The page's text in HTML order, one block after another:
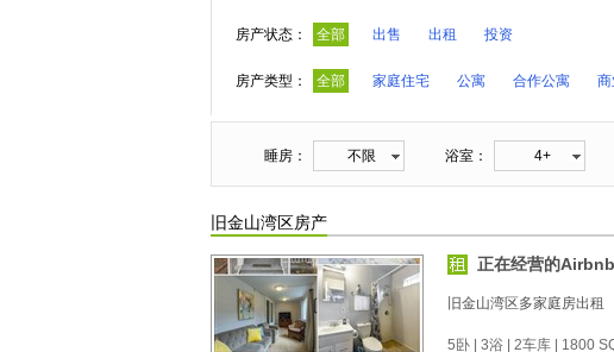
房产状态： 全部 出售 出租 投资
房产类型： 全部 家庭住宅 公寓 合作公寓
睡房： 不限 浴室： 4+
旧金山湾区房产
正在经营的
旧金山湾区多家庭房出租
5卧 | 3浴 | 2车库 | 1800